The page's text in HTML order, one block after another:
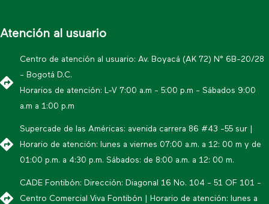
Atención al usuario
Centro de atención al usuario: Av. Boyacá (AK 72) N° 6B-20/28
- Bogotá D.C.
Horarios de atención: L-V 7:00 a.m - 5:00 p.m - Sábados 9:00
a.m a 1:00 p.m
Supercade de las Américas: avenida carrera 86 #43 -55 sur |
Horario de atención: lunes a viernes 07:00 a.m. a 12: 00 m y de
01:00 p.m. a 4:30 p.m. Sábados: de 8:00 a.m. a 12: 00 m.
CADE Fontibón: Dirección: Diagonal 16 No. 104 - 51 OF 101 -
Centro Comercial Viva Fontibón | Horario de atención: lunes a